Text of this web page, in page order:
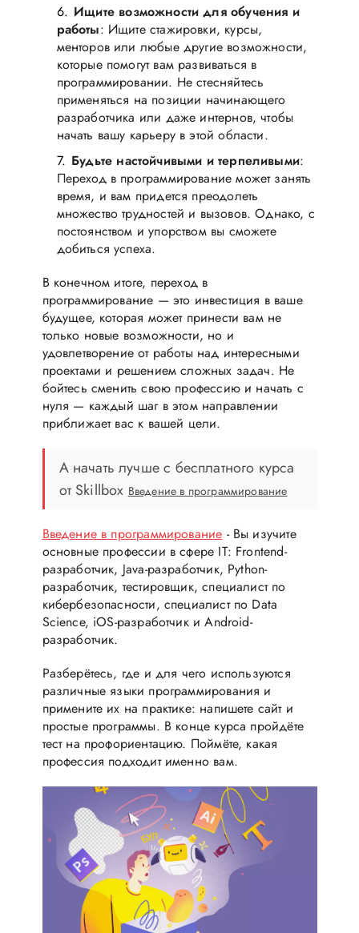
Ищите возможности для обучения и
работы: Ищите стажировки, курсы,
менторов или любые другие возможности,
которые помогут вам развиваться в
программировании. Не стесняйтесь
применяться на позиции начинающего
разработчика или даже интернов, чтобы
начать вашу карьеру в этой области.
Будьте настойчивыми и терпеливыми:
Переход в программирование может занять
время, и вам придется преодолеть
множество трудностей и вызовов. Однако, с
постоянством и упорством вы сможете
добиться успеха.
В конечном итоге, переход в
программирование — это инвестиция в ваше
будущее, которая может принести вам не
только новые возможности, но и
удовлетворение от работы над интересными
проектами и решением сложных задач. Не
бойтесь сменить свою профессию и начать с
нуля — каждый шаг в этом направлении
приближает вас к вашей цели.
А начать лучше с бесплатного курса
от Skillbox Введение в программирование
Введение в программирование - Вы изучите
основные профессии в сфере IT: Frontend-
разработчик, Java-разработчик, Python-
разработчик, тестировщик, специалист по
кибербезопасности, специалист по Data
Science, iOS-разработчик и Android-
разработчик.
Разберётесь, где и для чего используются
различные языки программирования и
примените их на практике: напишете сайт и
простые программы. В конце курса пройдёте
тест на профориентацию. Поймёте, какая
профессия подходит именно вам.